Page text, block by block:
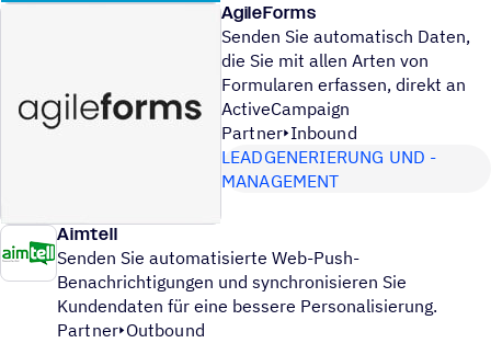
AgileForms
Senden Sie automatisch Daten,
die Sie mit allen Arten von
Formularen erfassen, direkt an
ActiveCampaign
Partner Inbound
LEADGENERIERUNG UND -
MANAGEMENT
Aimtell
Senden Sie automatisierte Web-Push-
Benachrichtigungen und synchronisieren Sie
Kundendaten für eine bessere Personalisierung.
Partner Outbound